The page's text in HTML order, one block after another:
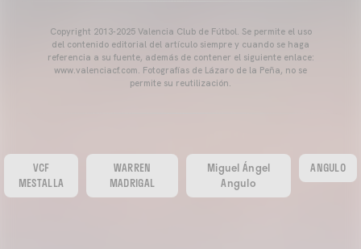
Copyright 2013-2025 Valencia Club de Fútbol. Se permite el uso
del contenido editorial del artículo siempre y cuando se haga
referencia a su fuente, además de contener el siguiente enlace:
www.valenciacf.com. Fotografías de Lázaro de la Peña, no se
permite su reutilización.
VCF
MESTALLA
WARREN
MADRIGAL
Miguel Ángel
Angulo
ANGULO